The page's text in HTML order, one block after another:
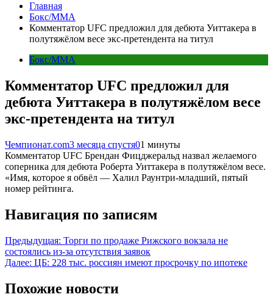
Главная
Бокс/MMA
Комментатор UFC предложил для дебюта Уиттакера в
полутяжёлом весе экс-претендента на титул
Бокс/MMA
Комментатор UFC предложил для
дебюта Уиттакера в полутяжёлом весе
экс-претендента на титул
Чемпионат.com3 месяца спустя01 минуты
Комментатор UFC Брендан Фицджеральд назвал желаемого
соперника для дебюта Роберта Уиттакера в полутяжёлом весе.
«Имя, которое я обвёл — Халил Раунтри-младший, пятый
номер рейтинга.
Навигация по записям
Предыдущая: Торги по продаже Рижского вокзала не
состоялись из-за отсутствия заявок
Далее: ЦБ: 228 тыс. россиян имеют просрочку по ипотеке
Похожие новости